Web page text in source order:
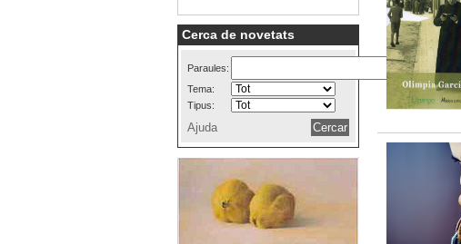
Cerca de novetats
Paraules:
Tema:
Tipus:
Ajuda